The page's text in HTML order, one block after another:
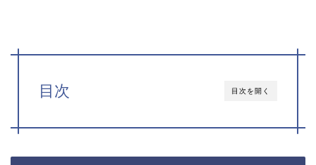
目次を開く
目次